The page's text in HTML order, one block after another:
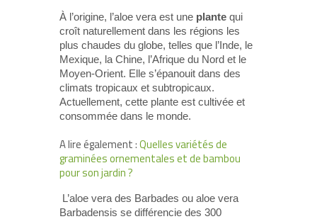
À l’origine, l’aloe vera est une plante qui
croît naturellement dans les régions les
plus chaudes du globe, telles que l’Inde, le
Mexique, la Chine, l’Afrique du Nord et le
Moyen-Orient. Elle s’épanouit dans des
climats tropicaux et subtropicaux.
Actuellement, cette plante est cultivée et
consommée dans le monde.
A lire également :Quelles variétés de
graminées ornementales et de bambou
pour son jardin ?
L’aloe vera des Barbades ou aloe vera
Barbadensis se différencie des 300